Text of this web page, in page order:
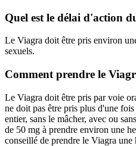
Quel est le délai d'action
Le Viagra doit être pris environ
sexuels.
Comment prendre le
Le Viagra doit être pris par voie
ne doit pas être pris plus d'une
entier, sans le mâcher, avec ou
de 50 mg à prendre environ une
conseillé de prendre le Viagra une